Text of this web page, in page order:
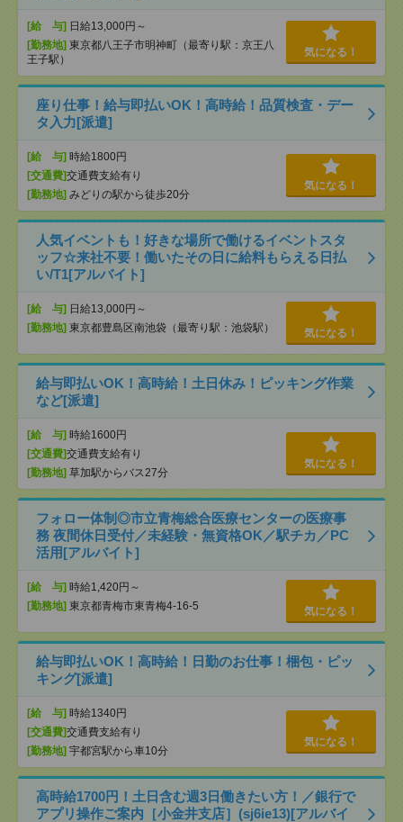
[給 与] 日給13,000円～
[勤務地] 東京都八王子市明神町（最寄り駅：京王八
王子駅）
気になる！
座り仕事！給与即払いOK！高時給！品質検査・デー
タ入力[派遣]
[給 与] 時給1800円
[交通費]交通費支給有り
[勤務地] みどりの駅から徒歩20分
気になる！
人気イベントも！好きな場所で働けるイベントスタ
ッフ☆来社不要！働いたその日に給料もらえる日払
い/T1[アルバイト]
[給 与] 日給13,000円～
[勤務地] 東京都豊島区南池袋（最寄り駅：池袋駅） 気になる！
給与即払いOK！高時給！土日休み！ピッキング作業
など[派遣]
[給 与] 時給1600円
[交通費]交通費支給有り
[勤務地] 草加駅からバス27分
気になる！
フォロー体制◎市立青梅総合医療センターの医療事
務 夜間休日受付／未経験・無資格OK／駅チカ／PC
活用[アルバイト]
[給 与] 時給1,420円～
[勤務地] 東京都青梅市東青梅4-16-5 気になる！
給与即払いOK！高時給！日勤のお仕事！梱包・ピッ
キング[派遣]
[給 与] 時給1340円
[交通費]交通費支給有り
[勤務地] 宇都宮駅から車10分
気になる！
高時給1700円！土日含む週3日働きたい方！／銀行で
アプリ操作ご案内［小金井支店］(sj6ie13)[アルバイ